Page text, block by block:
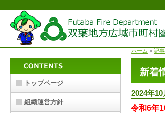
ホーム >記
新着
2024年
令和6年
トップページ
組織運営方針